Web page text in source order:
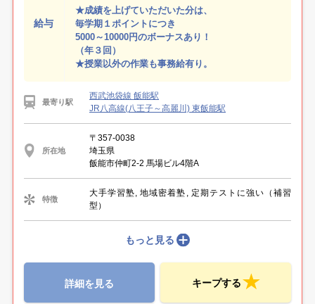
給与
★成績を上げていただいた分は、
毎学期１ポイントにつき
5000～10000円のボーナスあり！
（年３回）
★授業以外の作業も事務給有り。
最寄り駅
西武池袋線 飯能駅
JR八高線(八王子～高麗川) 東飯能駅
所在地
〒357-0038
埼玉県
飯能市仲町2-2 馬場ビル4階A
特徴
大手学習塾, 地域密着塾, 定期テストに強い（補習
型）
もっと見る
詳細を見る キープする